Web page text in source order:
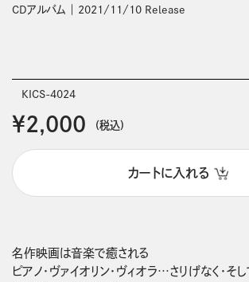
CDアルバム 2021/11/10 Release
KICS-4024
￥2,000 (税込)
カートに入れる
名作映画は音楽で癒される
ピアノ・ヴァイオリン・ヴィオラ…さりげなく・そ